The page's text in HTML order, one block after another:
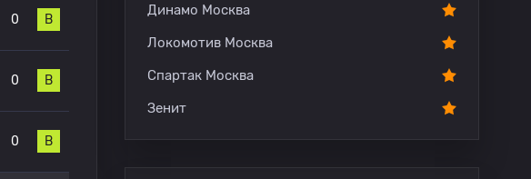
0 В
0 В
0 В
Динамо Москва
Локомотив Москва
Спартак Москва
Зенит